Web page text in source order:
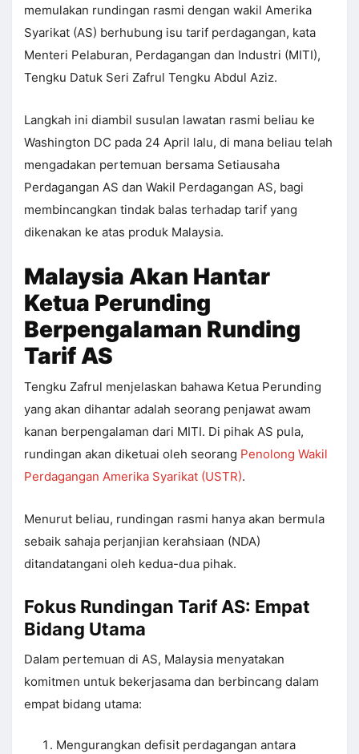
memulakan rundingan rasmi dengan wakil Amerika
Syarikat (AS) berhubung isu tarif perdagangan, kata
Menteri Pelaburan, Perdagangan dan Industri (MITI),
Tengku Datuk Seri Zafrul Tengku Abdul Aziz.
Langkah ini diambil susulan lawatan rasmi beliau ke
Washington DC pada 24 April lalu, di mana beliau telah
mengadakan pertemuan bersama Setiausaha
Perdagangan AS dan Wakil Perdagangan AS, bagi
membincangkan tindak balas terhadap tarif yang
dikenakan ke atas produk Malaysia.
Malaysia Akan Hantar
Ketua Perunding
Berpengalaman Runding
Tarif AS
Tengku Zafrul menjelaskan bahawa Ketua Perunding
yang akan dihantar adalah seorang penjawat awam
kanan berpengalaman dari MITI. Di pihak AS pula,
rundingan akan diketuai oleh seorang Penolong Wakil
Perdagangan Amerika Syarikat (USTR).
Menurut beliau, rundingan rasmi hanya akan bermula
sebaik sahaja perjanjian kerahsiaan (NDA)
ditandatangani oleh kedua-dua pihak.
Fokus Rundingan Tarif AS: Empat
Bidang Utama
Dalam pertemuan di AS, Malaysia menyatakan
komitmen untuk bekerjasama dan berbincang dalam
empat bidang utama:
Mengurangkan defisit perdagangan antara